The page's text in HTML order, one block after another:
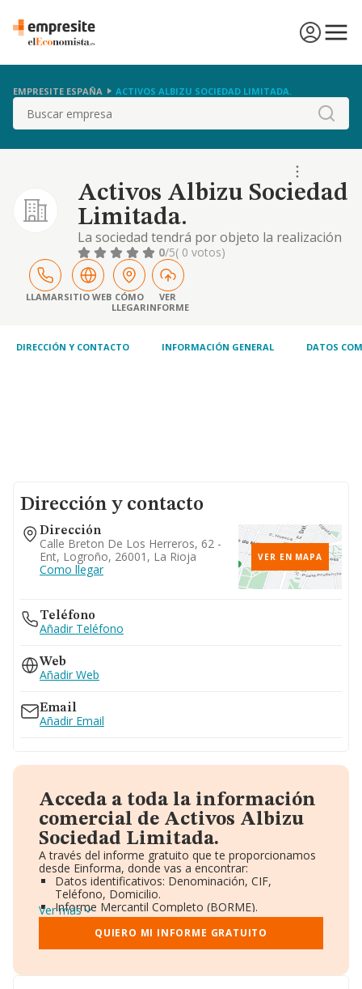
EMPRESITE ESPAÑA ACTIVOS ALBIZU SOCIEDAD LIMITADA.
Buscar
Activos Albizu Sociedad
Limitada.
La sociedad tendrá por objeto la realización
de toda clase de actividades comprendidas
dentro del sector inmobiliario, incluyendo
por tanto, las diversas actividades de
promoción, urbanización, explotación,
parcelación, tenencia, administración,
inmuebles,
0/5( 0 votos)
LLAMARSITIO WEB CÓMO
LLEGAR
VER
INFORME
DIRECCIÓN Y CONTACTO INFORMACIÓN GENERAL DATOS
Dirección y contacto
Dirección
Calle Breton De Los Herreros, 62 -
Ent, Logroño, 26001, La Rioja
Como llegar
VER EN MAPA
Teléfono
Añadir Teléfono
Web
Añadir Web
Email
Añadir Email
Acceda a toda la información
comercial de Activos Albizu
Sociedad Limitada.
A través del informe gratuito que te proporcionamos
desde Einforma, donde vas a encontrar:
Datos identificativos: Denominación, CIF,
Teléfono, Domicilio.
Informe Mercantil Completo (BORME).
Gráficos de Evolución Ventas y Empleados.
Consejo de Administración y Administradores.
Directivos y Ejecutivos.
Ver más
QUIERO MI INFORME GRATUITO